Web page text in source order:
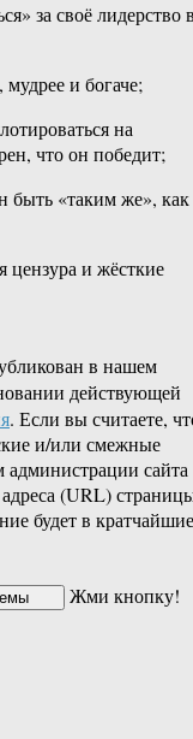
за своё лидерство
мудрее и богаче;
на
что он победит;
«таким же», как
и жёсткие
в нашем
действующей
. Если вы считаете,
и/или смежные
администрации сайта
(URL)
будет в кратчайшие
Жми кнопку!